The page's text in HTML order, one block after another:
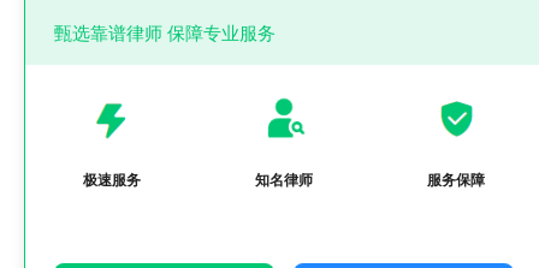
甄选靠谱律师 保障专业服务
极速服务 知名律师 服务保障